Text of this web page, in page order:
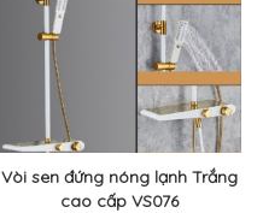
Vòi sen đứng nóng lạnh Trắng
cao cấp VS076